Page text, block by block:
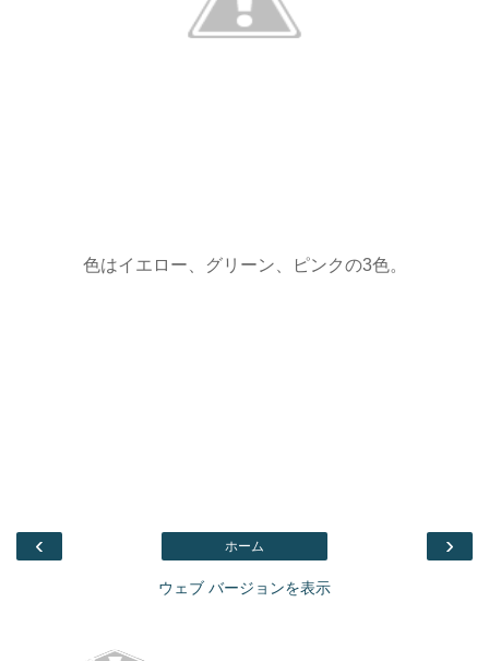
色はイエロー、グリーン、ピンクの3色。
‹ ›
ホーム
ウェブ バージョンを表示
このブログを検索